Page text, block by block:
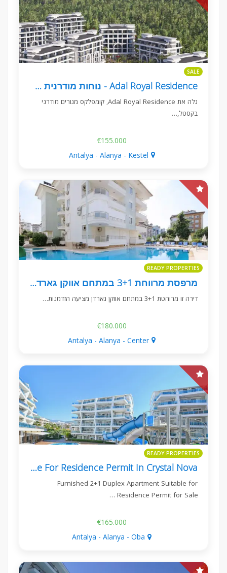
SALE
Adal Royal Residence - נוחות מודרנית בקסטל, אלניה
גלה את Adal Royal Residence, קומפלקס מגורים מודרני
בקסטל,…
€155.000
Antalya - Alanya - Kestel
READY PROPERTIES
מרפסת מרווחת 3+1 במתחם אווקן גארדן, פיגלה, אלניה
דירה זו מרוהטת 3+1 במתחם אווקן גארדן מציעה הזדמנות…
€180.000
Antalya - Alanya - Center
READY PROPERTIES
Furnished 2+1 Apartment Suitable For Residence Permit In Crystal Nova
Furnished 2+1 Duplex Apartment Suitable for
Residence Permit for Sale …
€165.000
Antalya - Alanya - Oba